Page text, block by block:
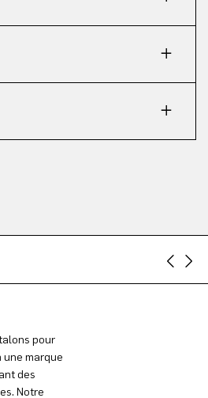
pour
une marque
des
Notre